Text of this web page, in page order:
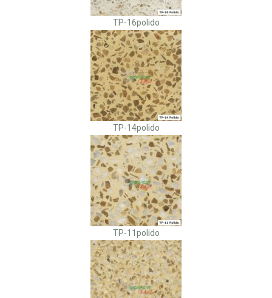
TP-16polido
TP-14polido
TP-11polido